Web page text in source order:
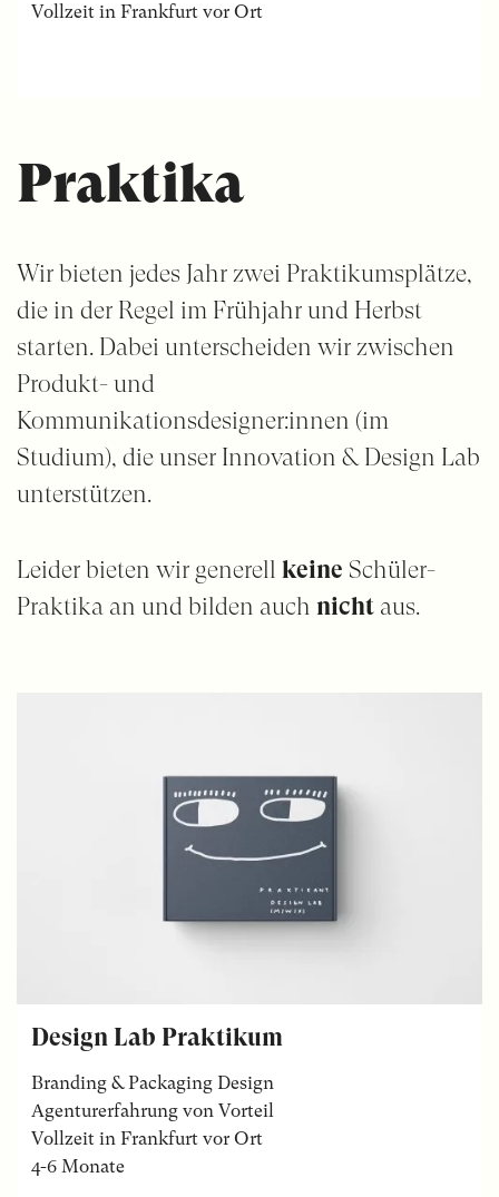
Vollzeit in Frankfurt vor Ort
Praktika
Wir bieten jedes Jahr zwei Praktikumsplätze,
die in der Regel im Frühjahr und Herbst
starten. Dabei unterscheiden wir zwischen
Produkt- und
Kommunikationsdesigner:innen (im
Studium), die unser Innovation & Design Lab
unterstützen.
Leider bieten wir generell keine Schüler-
Praktika an und bilden auch nichtaus.
Design Lab Praktikum
Branding & Packaging Design
Agenturerfahrung von Vorteil
Vollzeit in Frankfurt vor Ort
4-6 Monate